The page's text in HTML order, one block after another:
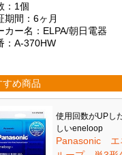
：1個
期間：6ヶ月
カー名：ELPA/朝日電器
：A-370HW
すめ商品
使用回数がUPし
しいeneloop
Panasonic エ